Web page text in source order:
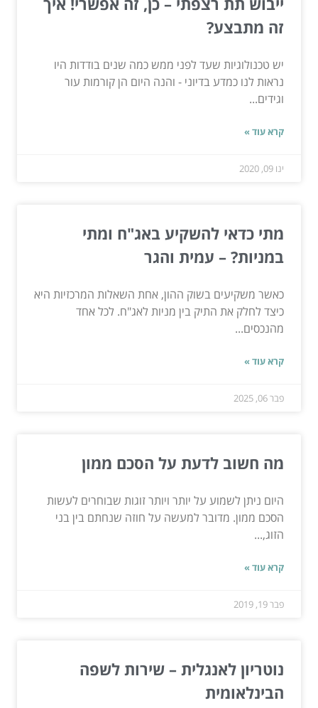
זה מתבצע?
יש טכנולוגיות שעד לפני ממש כמה שנים בודדות היו
נראות לנו כמדע בדיוני - והנה היום הן קורמות עור
וגידים...
קרא עוד »
ינו 09, 2020
מתי כדאי להשקיע באג"ח ומתי
במניות? – עמית והגר
כאשר משקיעים בשוק ההון, אחת השאלות המרכזיות היא
כיצד לחלק את התיק בין מניות לאג"ח. לכל אחד
מהנכסים...
קרא עוד »
פבר 06, 2025
מה חשוב לדעת על הסכם ממון
היום ניתן לשמוע על יותר ויותר זוגות שבוחרים לעשות
הסכם ממון. מדובר למעשה על חוזה שנחתם בין בני
הזוג,...
קרא עוד »
פבר 19, 2019
נוטריון לאנגלית – שירות לשפה
הבינלאומית